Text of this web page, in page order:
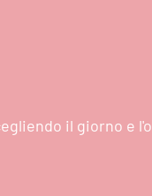
il giorno e